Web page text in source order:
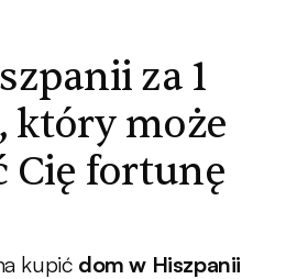
za 1
który może
Cię fortunę
kupić dom w Hiszpanii